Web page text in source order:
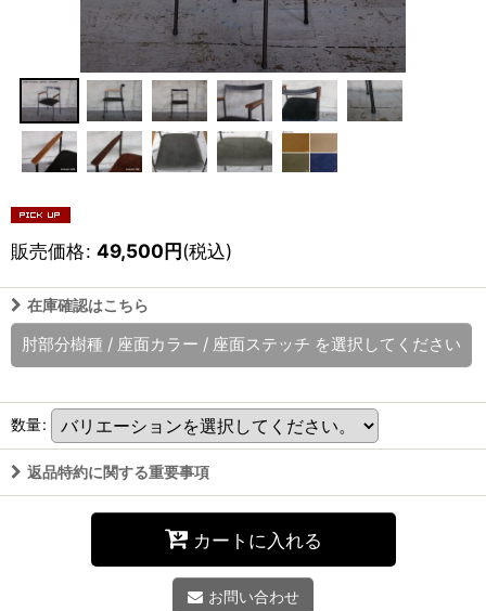
販売価格: 49,500円(税込)
在庫確認はこちら
肘部分樹種 / 座面カラー / 座面ステッチ を選択してください
数量:
返品特約に関する重要事項
カートに入れる
お問い合わせ